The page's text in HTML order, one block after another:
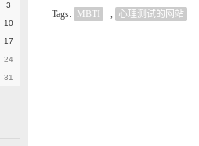
Tags: MBTI , 心理测试的网站
3
10
17
24
31